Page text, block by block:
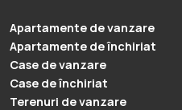
Apartamente de vanzare
Apartamente de închiriat
Case de vanzare
Case de închiriat
Terenuri de vanzare